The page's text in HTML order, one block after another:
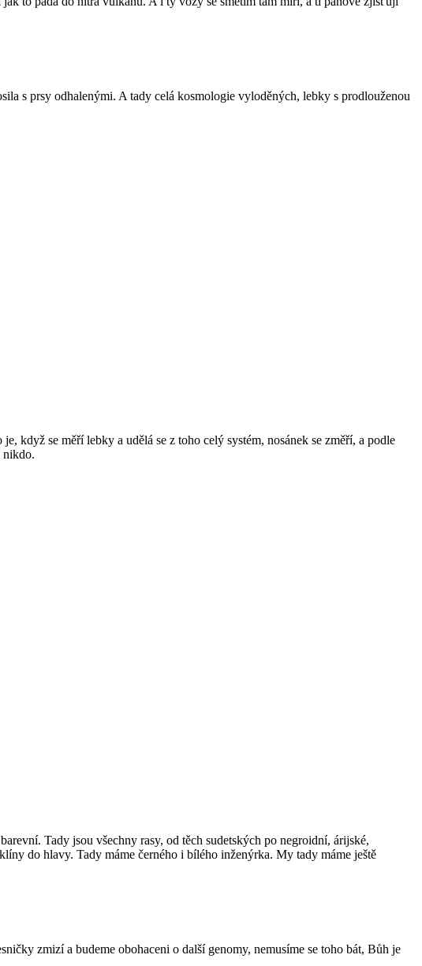
s prsy odhalenými. A tady celá kosmologie vyloděných, lebky s prodlouženou
když se měří lebky a udělá se z toho celý systém, nosánek se změří, a podle
nikdo.
Tady jsou všechny rasy, od těch sudetských po negroidní, árijské,
do hlavy. Tady máme černého i bílého inženýrka. My tady máme ještě
zmizí a budeme obohaceni o další genomy, nemusíme se toho bát, Bůh je